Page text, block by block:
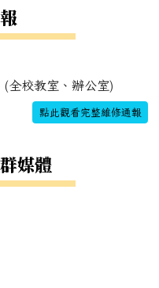
(全校教室、辦公室)
點此觀看完整維修通報
媒體